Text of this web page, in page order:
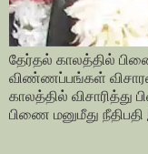
தேர்தல் காலத்தில்
விண்ணப்பங்கள்
காலத்தில்
பிணை மனுமீது